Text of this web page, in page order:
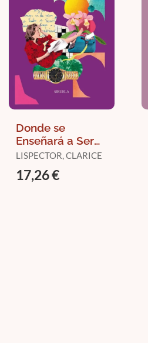
Donde se
Enseñará a Ser
Feliz
LISPECTOR, CLARICE
17,26 €